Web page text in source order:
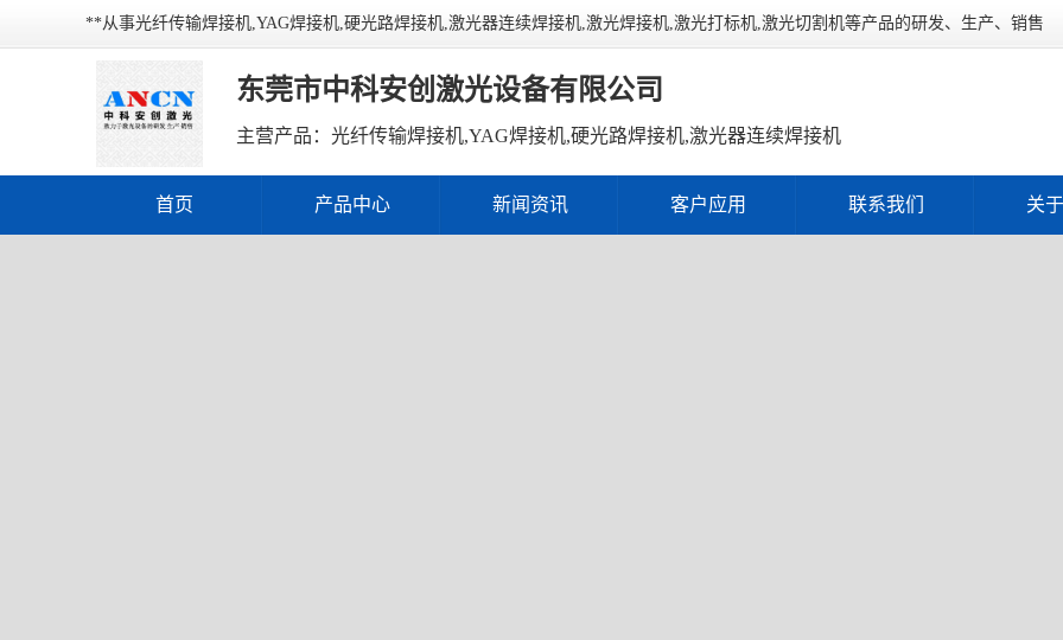
**从事光纤传输焊接机,YAG焊接机,硬光路焊接机,激光器连续焊接机,激光焊接机,激光打标机,激光切割机等产品的研发、生产、销售
东莞市中科安创激光设备有限公司
主营产品：光纤传输焊接机,YAG焊接机,硬光路焊接机,激光器连续焊接机
首页 产品中心 新闻资讯 客户应用 联系我们 关